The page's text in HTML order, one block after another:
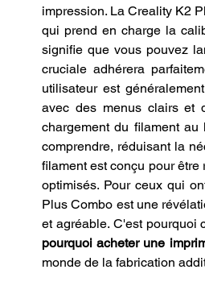
impression. La Creality K2
qui prend en charge la
signifie que vous pouvez
cruciale adhérera
utilisateur est
avec des menus clairs et
chargement du filament
comprendre, réduisant la
filament est conçu pour
optimisés. Pour ceux qui
Plus Combo est une
pourquoi acheter une
monde de la fabrication